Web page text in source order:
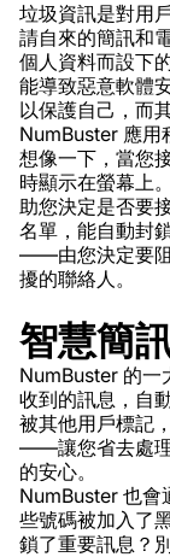
垃圾資訊是對用
請自來的簡訊和
個人資料而設下
能導致惡意軟體
以保護自己，而
NumBuster 應用
想像一下，當您
時顯示在螢幕上
助您決定是否要
名單，能自動封
——由您決定要阻
擾的聯絡人。
智慧簡
NumBuster 的一
收到的訊息，自
被其他用戶標記
——讓您省去處理
的安心。
NumBuster 也會
些號碼被加入了
鎖了重要訊息？